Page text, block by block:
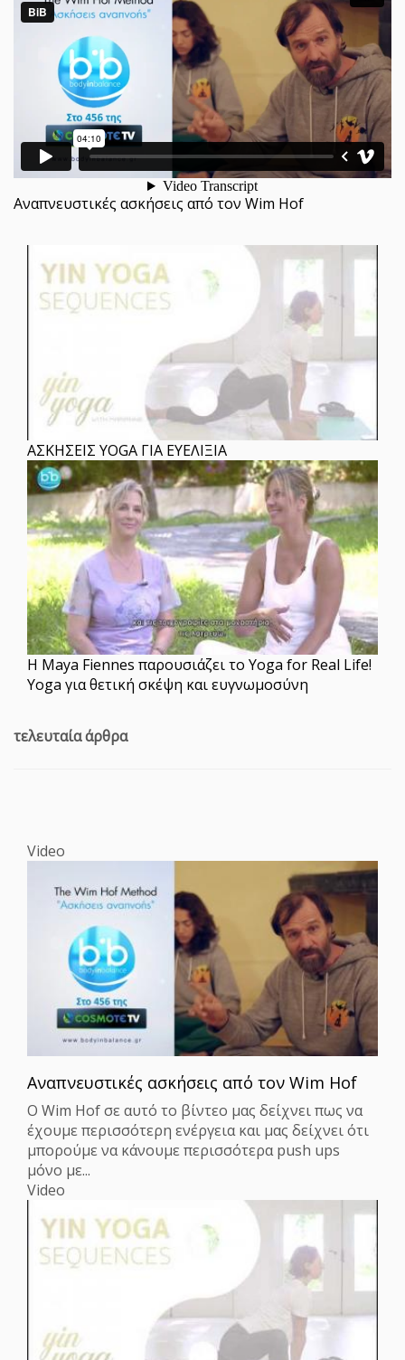
Αναπνευστικές ασκήσεις από τον Wim Hof
ΑΣΚΗΣΕΙΣ YOGA ΓΙΑ ΕΥΕΛΙΞΙΑ
Η Maya Fiennes παρουσιάζει το Yoga for Real Life!
Yoga για θετική σκέψη και ευγνωμοσύνη
τελευταία άρθρα
Video
Αναπνευστικές ασκήσεις από τον Wim Hof
Ο Wim Hof σε αυτό το βίντεο μας δείχνει πως να
έχουμε περισσότερη ενέργεια και μας δείχνει ότι
μπορούμε να κάνουμε περισσότερα push ups
μόνο με...
Video